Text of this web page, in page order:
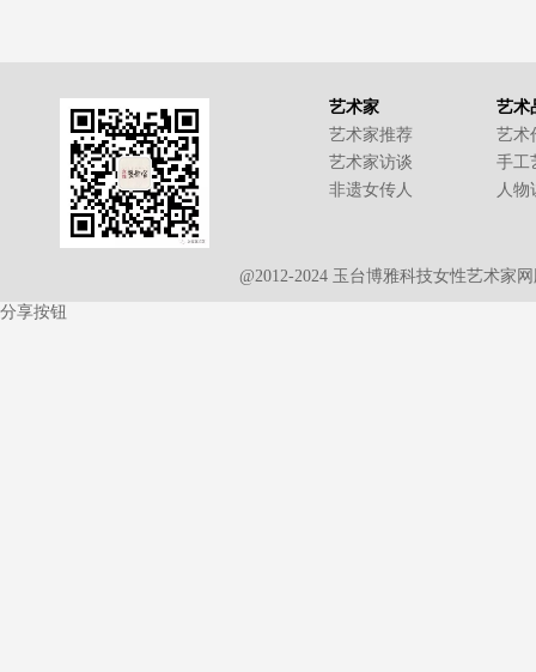
艺术家
艺术家推荐
艺术家访谈
非遗女传人
艺术
艺术
手工
人物
@2012-2024 玉台博雅科技女性艺术家
分享按钮